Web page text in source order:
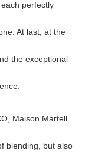
perfectly
At last, at the
the exceptional
Maison Martell
blending, but also